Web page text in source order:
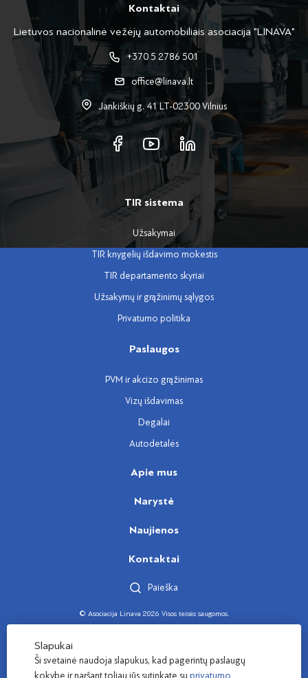
Kontaktai
Lietuvos nacionalinė vežėjų automobiliais asociacija "LINAVA"
+370 5 2786 501
office@linava.lt
Jankiškių g. 41 LT-02300 Vilnius
TIR sistema
Užsakymai
TIR knygelių išdavimo mokestis
TIR departamento skyriai
Užsakymų ir grąžinimų sąlygos
Privatumo politika
Paslaugos
PVM ir akcizo grąžinimas
Vizų išdavimas
Degalai
Autodetalės
Apie mus
Narystė
Naujienos
Kontaktai
Paieška
© Asociacija Linava 2026 Visos teisės saugomos.
Slapukai
Ši svetainė naudoja slapukus, kad pagerintų paslaugų
kokybę ir naršant toliau jūs sutinkate su privatumo